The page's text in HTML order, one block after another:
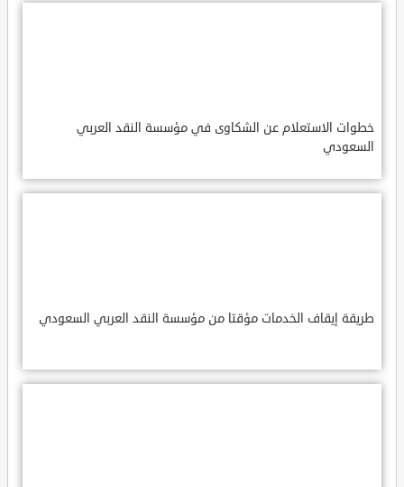
خطوات الاستعلام عن الشكاوى في مؤسسة النقد العربي
السعودي
طريقة إيقاف الخدمات مؤقتا من مؤسسة النقد العربي السعودي